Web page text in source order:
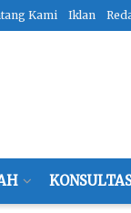
Kami Iklan